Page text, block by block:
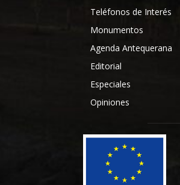
Teléfonos de Interés
Monumentos
Agenda Antequerana
Editorial
Especiales
Opiniones